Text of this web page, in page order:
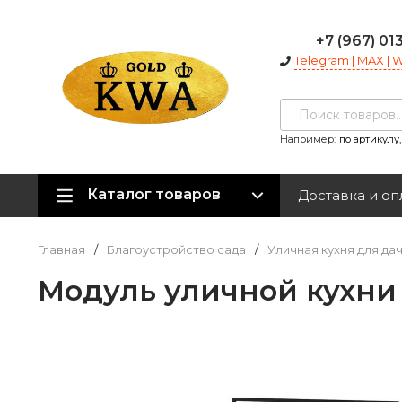
+7 (967)
Telegram | MAX |
Например: по
Каталог товаров Доставка и
Главная / Благоустройство сада / Уличная кухня для
Модуль уличной